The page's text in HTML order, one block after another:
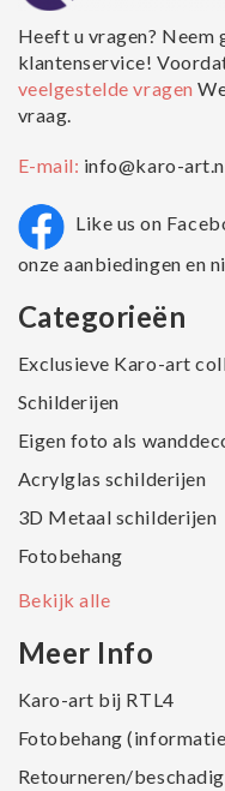
Heeft u vragen? Neem
klantenservice!
veelgestelde vragen
vraag.
E-mail: info@karo-
Like us on
onze aanbiedingen en
Categorieën
Exclusieve Karo-art
Schilderijen
Eigen foto als
Acrylglas schilderijen
3D Metaal schilderijen
Fotobehang
Bekijk alle
Meer Info
Karo-art bij RTL4
Fotobehang
Retourneren/